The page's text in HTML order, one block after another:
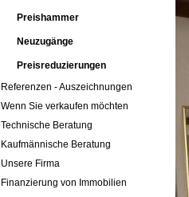
Preishammer
Neuzugänge
Preisreduzierungen
Referenzen - Auszeichnungen
Wenn Sie verkaufen möchten
Technische Beratung
Kaufmännische Beratung
Unsere Firma
Finanzierung von Immobilien